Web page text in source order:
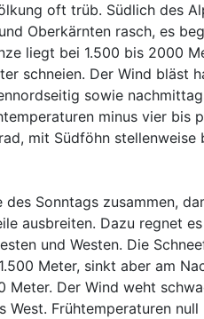
oft trüb. Südlich des
Oberkärnten rasch, es
liegt bei 1.500 bis 2000
schneien. Der Wind bläst
sowie
minus vier bis
mit Südföhn stellenweise
Sonntags zusammen,
ausbreiten. Dazu regnet
und Westen. Die
Meter, sinkt aber am
Meter. Der Wind weht
West. Frühtemperaturen